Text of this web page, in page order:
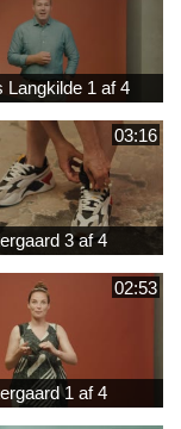
Langkilde 1 af 4
03:16
3 af 4
02:53
1 af 4